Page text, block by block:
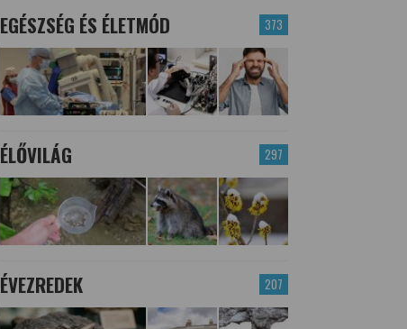
373
EGÉSZSÉG ÉS ÉLETMÓD
297
ÉLŐVILÁG
207
ÉVEZREDEK